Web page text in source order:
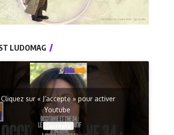
LUDOMAG
Cliquez sur « J’accepte » pour activer
Youtube